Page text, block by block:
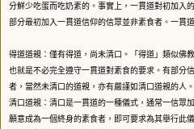
分鮮少吃蛋而吃奶素的。事實上，一貫道對初加入
部分最初加入一貫道信仰的信眾並非素食者。一貫
得道道親：僅有得道，尚未清口。「得道」類似佛
也就是不必完全遵守一貫道對素食的要求。有部分
者，當然未清口的道親，亦有嚴謹如清口道親的人。
清口道親：清口是一貫道的一種儀式，通常一信眾
願意成為一個終身的素食者，即可要求為其舉行此